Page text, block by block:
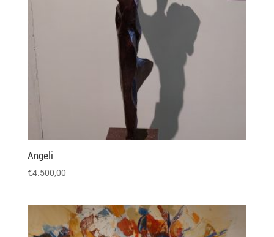
Angeli
€4.500,00